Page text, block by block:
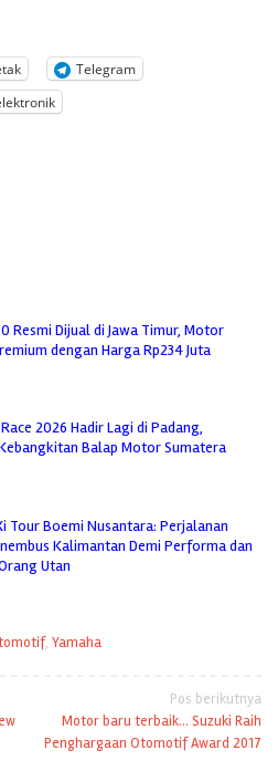
Telegram
Resmi Dijual di Jawa Timur, Motor
dengan Harga Rp234 Juta
2026 Hadir Lagi di Padang,
Balap Motor Sumatera
Tour Boemi Nusantara: Perjalanan
Kalimantan Demi Performa dan
Utan
, Yamaha
Pos berikutnya
Motor baru terbaik… Suzuki Raih
Penghargaan Otomotif Award 2017